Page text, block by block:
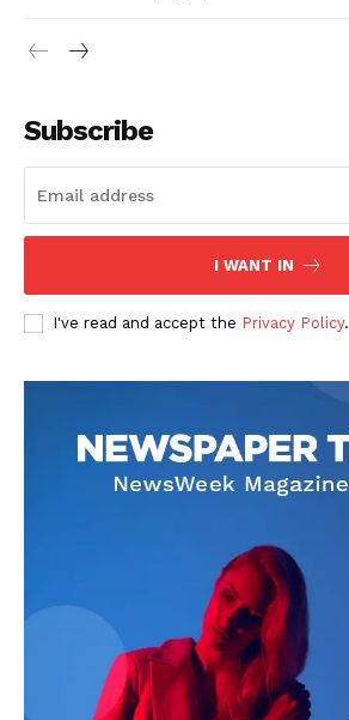
Subscribe
I WANT IN
I've read and accept the Privacy Policy.